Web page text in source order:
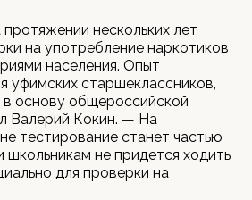
нескольких лет
на употребление наркотиков
населения. Опыт
уфимских старшеклассников,
основу общероссийской
Валерий Кокин. — На
тестирование станет частью
школьникам не придется ходить
для проверки на